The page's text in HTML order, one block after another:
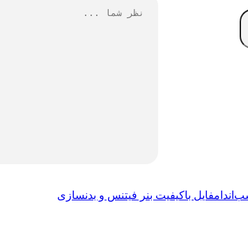
فایل باکیفیت بنر فیتنس و بدنسازی